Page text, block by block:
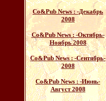
Со&Pub News: -Декабрь
2008
Со&Pub News: -Октябрь-
Ноябрь 2008
Со&Pub News : -Сентябрь-
2008
Со&Pub News: -Июнь-
Август 2008